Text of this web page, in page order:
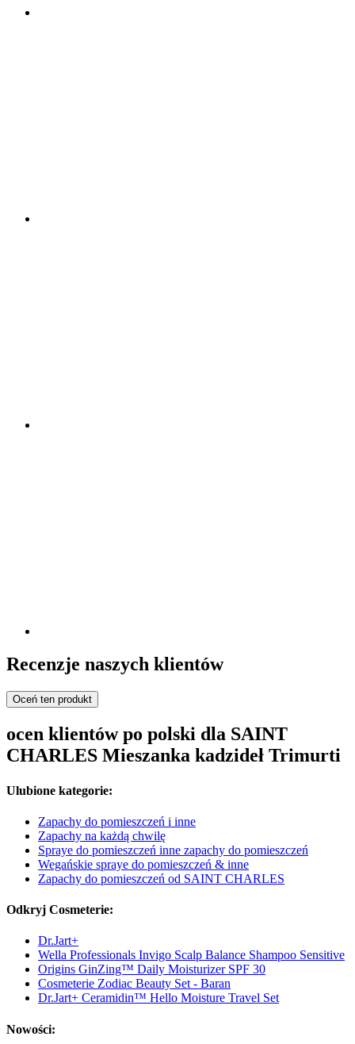
Recenzje naszych klientów
Oceń ten produkt
ocen klientów po polski dla SAINT
CHARLES Mieszanka kadzideł Trimurti
Ulubione kategorie:
Zapachy do pomieszczeń i inne
Zapachy na każdą chwilę
Spraye do pomieszczeń inne zapachy do pomieszczeń
Wegańskie spraye do pomieszczeń & inne
Zapachy do pomieszczeń od SAINT CHARLES
Odkryj Cosmeterie:
Dr.Jart+
Wella Professionals Invigo Scalp Balance Shampoo Sensitive
Origins GinZing™ Daily Moisturizer SPF 30
Cosmeterie Zodiac Beauty Set - Baran
Dr.Jart+ Ceramidin™ Hello Moisture Travel Set
Nowości: